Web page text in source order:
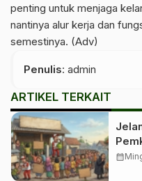
penting untuk menjaga
nantinya alur kerja dan
semestinya. (Adv)
Penulis: admin
ARTIKEL TERKAIT
calendar_month